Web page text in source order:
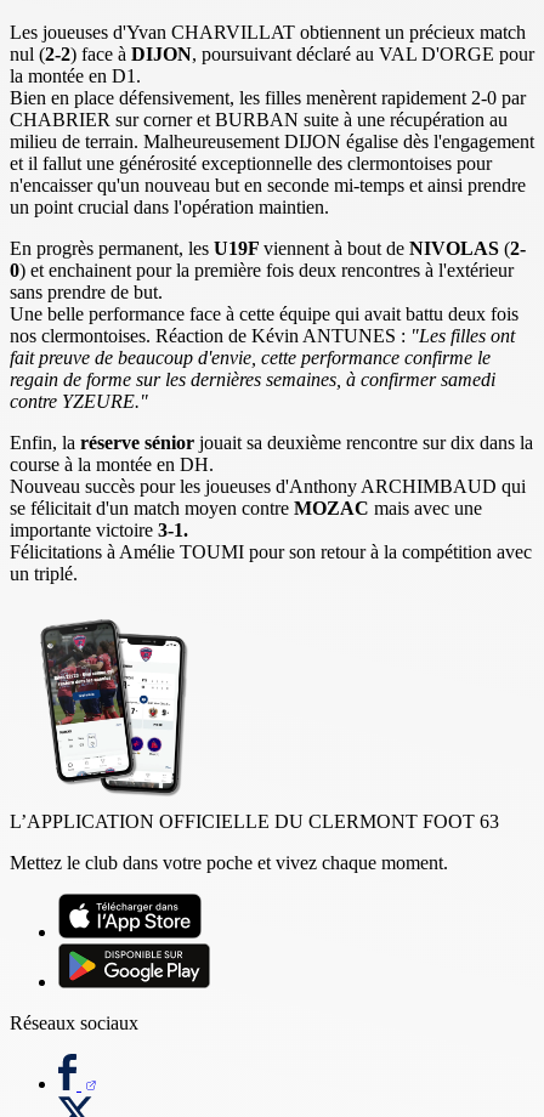
Les joueuses d'Yvan CHARVILLAT obtiennent un précieux match
nul (2-2) face à DIJON, poursuivant déclaré au VAL D'ORGE pour
la montée en D1.
Bien en place défensivement, les filles menèrent rapidement 2-0 par
CHABRIER sur corner et BURBAN suite à une récupération au
milieu de terrain. Malheureusement DIJON égalise dès l'engagement
et il fallut une générosité exceptionnelle des clermontoises pour
n'encaisser qu'un nouveau but en seconde mi-temps et ainsi prendre
un point crucial dans l'opération maintien.
En progrès permanent, les U19F viennent à bout de NIVOLAS (2-
0) et enchainent pour la première fois deux rencontres à l'extérieur
sans prendre de but.
Une belle performance face à cette équipe qui avait battu deux fois
nos clermontoises. Réaction de Kévin ANTUNES : "Les filles ont
fait preuve de beaucoup d'envie, cette performance confirme le
regain de forme sur les dernières semaines, à confirmer samedi
contre YZEURE."
Enfin, la réserve sénior jouait sa deuxième rencontre sur dix dans la
course à la montée en DH.
Nouveau succès pour les joueuses d'Anthony ARCHIMBAUD qui
se félicitait d'un match moyen contre MOZAC mais avec une
importante victoire 3-1.
Félicitations à Amélie TOUMI pour son retour à la compétition avec
un triplé.
L’APPLICATION OFFICIELLE DU CLERMONT FOOT 63
Mettez le club dans votre poche et vivez chaque moment.
Réseaux sociaux